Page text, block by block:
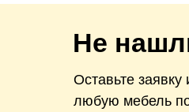
Не
Оставьте
любую мебель